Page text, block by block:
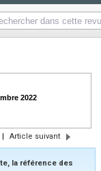
2022
| Article suivant
la référence des